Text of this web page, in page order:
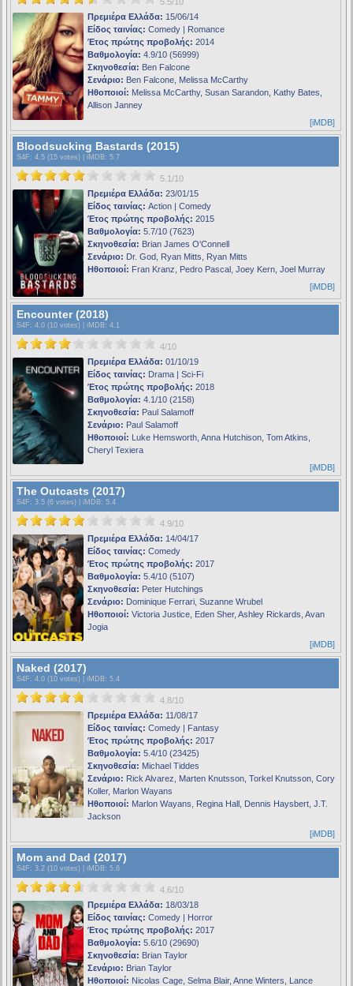
5.5/10
Πρεμιέρα Ελλάδα: 15/06/14
Είδος ταινίας: Comedy | Romance
Έτος πρώτης προβολής: 2014
Βαθμολογία: 4.9/10 (56999)
Σκηνοθεσία: Ben Falcone
Σενάριο: Ben Falcone, Melissa McCarthy
Ηθοποιοί: Melissa McCarthy, Susan Sarandon, Kathy Bates,
Allison Janney
[iMDB]
Bloodsucking Bastards (2015)
S4F : 4.5 (15 votes) | iMDB: 5.7
5.1/10
Πρεμιέρα Ελλάδα: 23/01/15
Είδος ταινίας: Action | Comedy
Έτος πρώτης προβολής: 2015
Βαθμολογία: 5.7/10 (7623)
Σκηνοθεσία: Brian James O'Connell
Σενάριο: Dr. God, Ryan Mitts, Ryan Mitts
Ηθοποιοί: Fran Kranz, Pedro Pascal, Joey Kern, Joel Murray
[iMDB]
Encounter (2018)
S4F : 4.0 (10 votes) | iMDB: 4.1
4/10
Πρεμιέρα Ελλάδα: 01/10/19
Είδος ταινίας: Drama | Sci-Fi
Έτος πρώτης προβολής: 2018
Βαθμολογία: 4.1/10 (2158)
Σκηνοθεσία: Paul Salamoff
Σενάριο: Paul Salamoff
Ηθοποιοί: Luke Hemsworth, Anna Hutchison, Tom Atkins,
Cheryl Texiera
[iMDB]
The Outcasts (2017)
S4F : 3.5 (6 votes) | iMDB: 5.4
4.9/10
Πρεμιέρα Ελλάδα: 14/04/17
Είδος ταινίας: Comedy
Έτος πρώτης προβολής: 2017
Βαθμολογία: 5.4/10 (5107)
Σκηνοθεσία: Peter Hutchings
Σενάριο: Dominique Ferrari, Suzanne Wrubel
Ηθοποιοί: Victoria Justice, Eden Sher, Ashley Rickards, Avan
Jogia
[iMDB]
Naked (2017)
S4F : 4.0 (10 votes) | iMDB: 5.4
4.8/10
Πρεμιέρα Ελλάδα: 11/08/17
Είδος ταινίας: Comedy | Fantasy
Έτος πρώτης προβολής: 2017
Βαθμολογία: 5.4/10 (23425)
Σκηνοθεσία: Michael Tiddes
Σενάριο: Rick Alvarez, Marten Knutsson, Torkel Knutsson, Cory
Koller, Marlon Wayans
Ηθοποιοί: Marlon Wayans, Regina Hall, Dennis Haysbert, J.T.
Jackson
[iMDB]
Mom and Dad (2017)
S4F : 3.2 (10 votes) | iMDB: 5.6
4.6/10
Πρεμιέρα Ελλάδα: 18/03/18
Είδος ταινίας: Comedy | Horror
Έτος πρώτης προβολής: 2017
Βαθμολογία: 5.6/10 (29690)
Σκηνοθεσία: Brian Taylor
Σενάριο: Brian Taylor
Ηθοποιοί: Nicolas Cage, Selma Blair, Anne Winters, Lance